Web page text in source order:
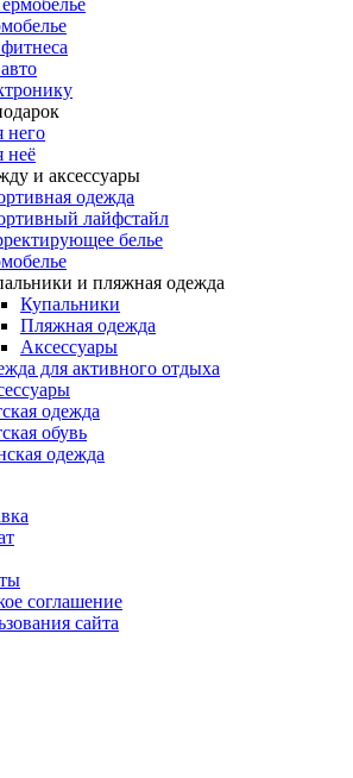
него
неё
и аксессуары
одежда
лайфстайл
белье
и пляжная одежда
Купальники
Пляжная одежда
Аксессуары
для активного отдыха
одежда
обувь
одежда
соглашение
сайта